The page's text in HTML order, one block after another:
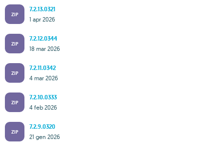
ZIP
7.2.13.0321
1 apr 2026
ZIP
7.2.12.0344
18 mar 2026
ZIP
7.2.11.0342
4 mar 2026
ZIP
7.2.10.0333
4 feb 2026
ZIP
7.2.9.0320
21 gen 2026